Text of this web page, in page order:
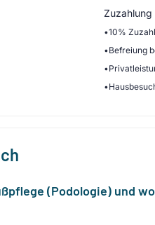
Zuzahlung
•10%
•Befreiung
•
•
(Podologie) und